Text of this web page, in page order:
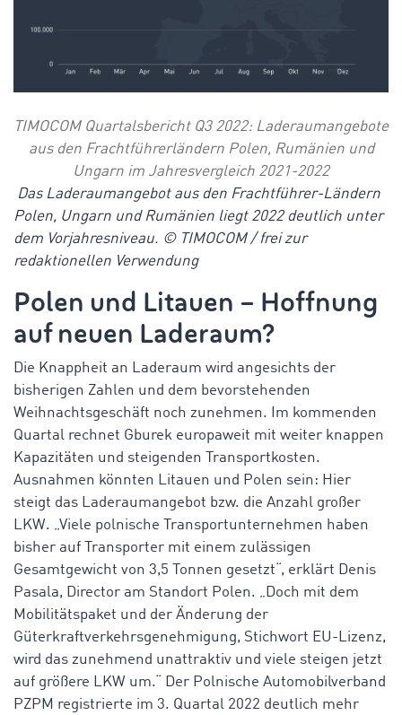
TIMOCOM Quartalsbericht Q3 2022: Laderaumangebote
aus den Frachtführerländern Polen, Rumänien und
Ungarn im Jahresvergleich 2021-2022
Das Laderaumangebot aus den Frachtführer-Ländern
Polen, Ungarn und Rumänien liegt 2022 deutlich unter
dem Vorjahresniveau. © TIMOCOM / frei zur
redaktionellen Verwendung
Polen und Litauen – Hoffnung
auf neuen Laderaum?
Die Knappheit an Laderaum wird angesichts der
bisherigen Zahlen und dem bevorstehenden
Weihnachtsgeschäft noch zunehmen. Im kommenden
Quartal rechnet Gburek europaweit mit weiter knappen
Kapazitäten und steigenden Transportkosten.
Ausnahmen könnten Litauen und Polen sein: Hier
steigt das Laderaumangebot bzw. die Anzahl großer
LKW. „Viele polnische Transportunternehmen haben
bisher auf Transporter mit einem zulässigen
Gesamtgewicht von 3,5 Tonnen gesetzt“, erklärt Denis
Pasala, Director am Standort Polen. „Doch mit dem
Mobilitätspaket und der Änderung der
Güterkraftverkehrsgenehmigung, Stichwort EU-Lizenz,
wird das zunehmend unattraktiv und viele steigen jetzt
auf größere LKW um.“ Der Polnische Automobilverband
PZPM registrierte im 3. Quartal 2022 deutlich mehr